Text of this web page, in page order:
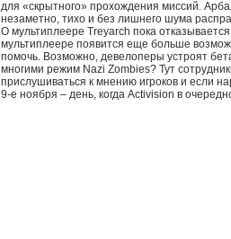
для «скрытного» прохождения миссий.
незаметно, тихо и без лишнего шума
О мультиплеере Treyarch пока
мультиплеере появится еще больше
помочь. Возможно, девелоперы устроят
многими режим Nazi Zombies? Тут
прислушиваться к мнению игроков и если
9-е ноября – день, когда Activision в